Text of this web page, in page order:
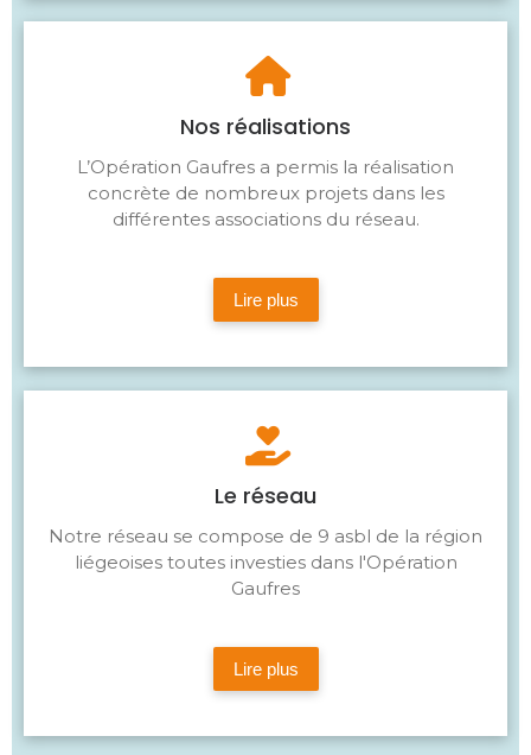
Nos réalisations
L’Opération Gaufres a permis la réalisation
concrète de nombreux projets dans les
différentes associations du réseau.
Lire plus
Le réseau
Notre réseau se compose de 9 asbl de la région
liégeoises toutes investies dans l'Opération
Gaufres
Lire plus